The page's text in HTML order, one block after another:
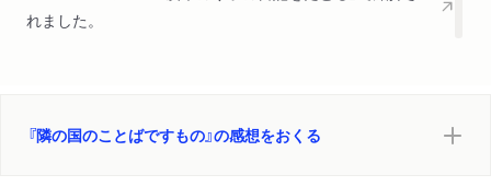
れました。
『隣の国のことばですもの』の感想をおくる